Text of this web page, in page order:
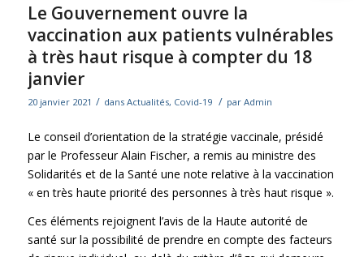
Le Gouvernement ouvre la
vaccination aux patients vulnérables
à très haut risque à compter du 18
janvier
20 janvier 2021 / dans Actualités, Covid-19 / par Admin
Le conseil d’orientation de la stratégie vaccinale, présidé
par le Professeur Alain Fischer, a remis au ministre des
Solidarités et de la Santé une note relative à la vaccination
« en très haute priorité des personnes à très haut risque ».
Ces éléments rejoignent l’avis de la Haute autorité de
santé sur la possibilité de prendre en compte des facteurs